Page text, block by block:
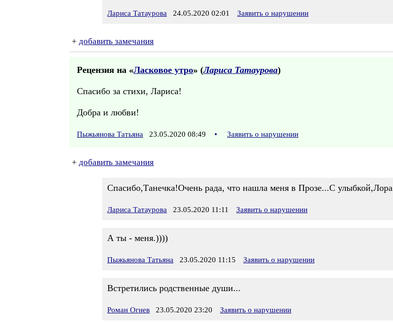
Лариса Татаурова 24.05.2020 02:01 Заявить о нарушении
+ добавить замечания
Рецензия на «Ласковое утро» (Лариса Татаурова)
Спасибо за стихи, Лариса!
Добра и любви!
Пыжьянова Татьяна 23.05.2020 08:49 • Заявить о нарушении
+ добавить замечания
Спасибо,Танечка!Очень рада, что нашла меня в Прозе...С улыбкой,Лора
Лариса Татаурова 23.05.2020 11:11 Заявить о нарушении
А ты - меня.))))
Пыжьянова Татьяна 23.05.2020 11:15 Заявить о нарушении
Встретились родственные души...
Роман Огнев 23.05.2020 23:20 Заявить о нарушении